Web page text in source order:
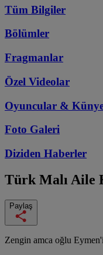
Tüm Bilgiler
Bölümler
Fragmanlar
Özel Videolar
Oyuncular &
Foto Galeri
Diziden Haberler
Türk Malı Aile
Paylaş
Zengin amca oğlu